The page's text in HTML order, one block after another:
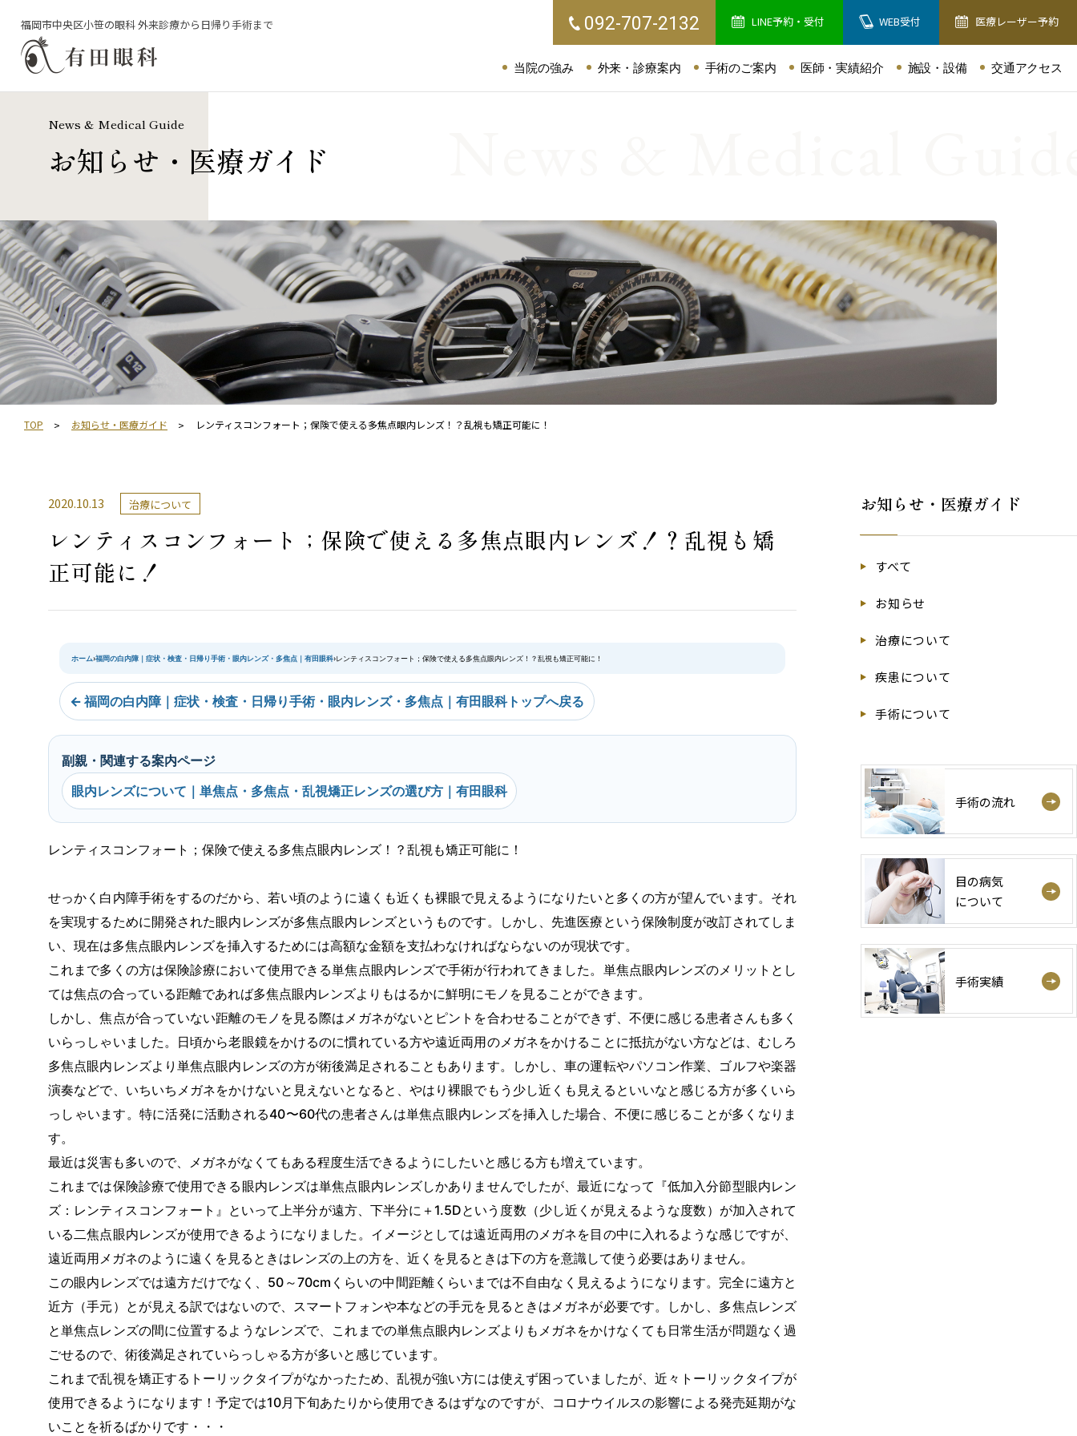
福岡市中央区小笹の眼科 外来診療から日帰り手術まで 092-707-2132 LINE予約・受付 WEB受付 医療レーザー予約
当院の強み 外来・診療案内 手術のご案内 医師・実績紹介 施設・設備 交通アクセス
News & Medical Guide
お知らせ・医療ガイド
TOP お知らせ・医療ガイド レンティスコンフォート；保険で使える多焦点眼内レンズ！？乱視も矯正可能に！
2020.10.13 治療について
レンティスコンフォート；保険で使える多焦点眼内レンズ！？乱視も矯
正可能に！
ホーム›福岡の白内障｜症状・検査・日帰り手術・眼内レンズ・多焦点｜有田眼科›レンティスコンフォート；保険で使える多焦点眼内レンズ！？乱視も矯正可能に！
← 福岡の白内障｜症状・検査・日帰り手術・眼内レンズ・多焦点｜有田眼科トップへ戻る
副親・関連する案内ページ
眼内レンズについて｜単焦点・多焦点・乱視矯正レンズの選び方｜有田眼科
レンティスコンフォート；保険で使える多焦点眼内レンズ！？乱視も矯正可能に！
せっかく白内障手術をするのだから、若い頃のように遠くも近くも裸眼で見えるようになりたいと多くの方が望んでいます。それ
を実現するために開発された眼内レンズが多焦点眼内レンズというものです。しかし、先進医療という保険制度が改訂されてしま
い、現在は多焦点眼内レンズを挿入するためには高額な金額を支払わなければならないのが現状です。
これまで多くの方は保険診療において使用できる単焦点眼内レンズで手術が行われてきました。単焦点眼内レンズのメリットとし
ては焦点の合っている距離であれば多焦点眼内レンズよりもはるかに鮮明にモノを見ることができます。
しかし、焦点が合っていない距離のモノを見る際はメガネがないとピントを合わせることができず、不便に感じる患者さんも多く
いらっしゃいました。日頃から老眼鏡をかけるのに慣れている方や遠近両用のメガネをかけることに抵抗がない方などは、むしろ
多焦点眼内レンズより単焦点眼内レンズの方が術後満足されることもあります。しかし、車の運転やパソコン作業、ゴルフや楽器
演奏などで、いちいちメガネをかけないと見えないとなると、やはり裸眼でもう少し近くも見えるといいなと感じる方が多くいら
っしゃいます。特に活発に活動される40〜60代の患者さんは単焦点眼内レンズを挿入した場合、不便に感じることが多くなりま
す。
最近は災害も多いので、メガネがなくてもある程度生活できるようにしたいと感じる方も増えています。
これまでは保険診療で使用できる眼内レンズは単焦点眼内レンズしかありませんでしたが、最近になって『低加入分節型眼内レン
ズ：レンティスコンフォート』といって上半分が遠方、下半分に＋1.5Dという度数（少し近くが見えるような度数）が加入されて
いる二焦点眼内レンズが使用できるようになりました。イメージとしては遠近両用のメガネを目の中に入れるような感じですが、
遠近両用メガネのように遠くを見るときはレンズの上の方を、近くを見るときは下の方を意識して使う必要はありません。
この眼内レンズでは遠方だけでなく、50～70cmくらいの中間距離くらいまでは不自由なく見えるようになります。完全に遠方と
近方（手元）とが見える訳ではないので、スマートフォンや本などの手元を見るときはメガネが必要です。しかし、多焦点レンズ
と単焦点レンズの間に位置するようなレンズで、これまでの単焦点眼内レンズよりもメガネをかけなくても日常生活が問題なく過
ごせるので、術後満足されていらっしゃる方が多いと感じています。
これまで乱視を矯正するトーリックタイプがなかったため、乱視が強い方には使えず困っていましたが、近々トーリックタイプが
使用できるようになります！予定では10月下旬あたりから使用できるはずなのですが、コロナウイルスの影響による発売延期がな
いことを祈るばかりです・・・
お知らせ・医療ガイド
すべて
お知らせ
治療について
疾患について
手術について
手術の流れ
目の病気
について
手術実績